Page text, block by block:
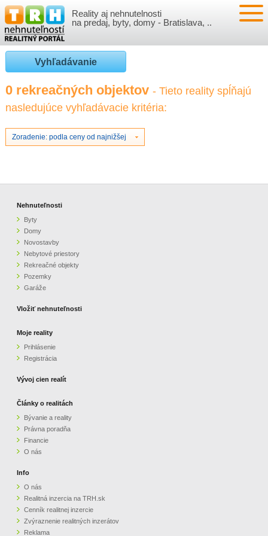
Reality aj nehnutelnosti
na predaj, byty, domy - Bratislava, ..
NEHNUTEĽNOSTI
BYTY
NOVOSTAVBY
NEBYTOVÉ PRIESTORY
GARÁŽE
VLOŽIŤ NEHNUTEĽNOSTI
PRIHLÁSENIE
REGISTRÁCIA
VÝVOJ CIEN REALÍT
ČLÁNKY O REALITÁCH
O NÁS
CENNÍK REALITNEJ INZERCIE
ZVÝRAZNENIE REALITNÝCH INZERÁTOV
PARTNERI
OBCHODNÉ PODMIENKY
KONTAKT
Vyhľadávanie
0 rekreačných objektov - Tieto reality spĺňajú
nasledujúce vyhľadávacie kritéria:
Zoradenie: podla ceny od najnižšej
Nehnuteľnosti
Byty
Domy
Novostavby
Nebytové priestory
Rekreačné objekty
Pozemky
Garáže
Vložiť nehnuteľnosti
Moje reality
Prihlásenie
Registrácia
Vývoj cien realít
Články o realitách
Bývanie a reality
Právna poradňa
Financie
O nás
Info
O nás
Realitná inzercia na TRH.sk
Cenník realitnej inzercie
Zvýraznenie realitných inzerátov
Reklama